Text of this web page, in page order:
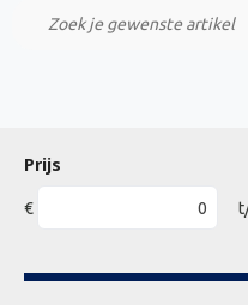
Custom Made Projecten
Prijs
€